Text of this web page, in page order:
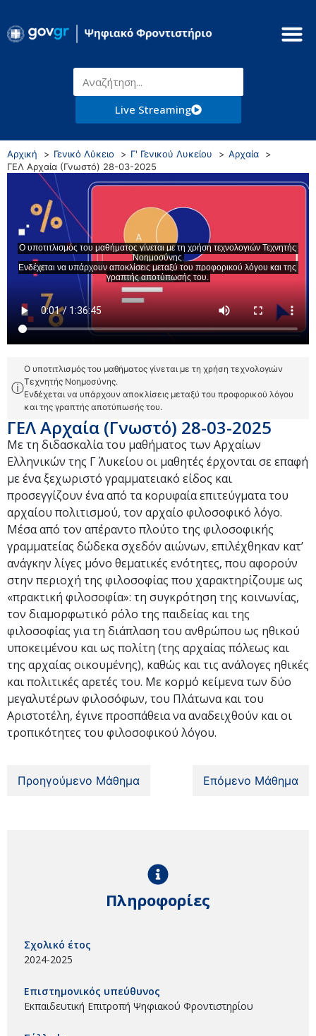
Live Streaming
Αρχική Γενικό Λύκειο Γ' Γενικού Λυκείου
Αρχαία
ΓΕΛ Αρχαία (Γνωστό) 28-03-2025
ⓘ
Ο υποτιτλισμός του μαθήματος γίνεται με τη χρήση τεχνολογιών
Τεχνητής Νοημοσύνης.
Ενδέχεται να υπάρχουν αποκλίσεις μεταξύ του προφορικού λόγου
και της γραπτής αποτύπωσής του.
ΓΕΛ Αρχαία (Γνωστό) 28-03-2025
Με τη διδασκαλία του μαθήματος των Αρχαίων
Ελληνικών της Γ΄ Λυκείου οι μαθητές έρχονται σε επαφή
με ένα ξεχωριστό γραμματειακό είδος και
προσεγγίζουν ένα από τα κορυφαία επιτεύγματα του
αρχαίου πολιτισμού, τον αρχαίο φιλοσοφικό λόγο.
Μέσα από τον απέραντο πλούτο της φιλοσοφικής
γραμματείας δώδεκα σχεδόν αιώνων, επιλέχθηκαν κατ’
ανάγκην λίγες μόνο θεματικές ενότητες, που αφορούν
στην περιοχή της φιλοσοφίας που χαρακτηρίζουμε ως
«πρακτική φιλοσοφία»: τη συγκρότηση της κοινωνίας,
τον διαμορφωτικό ρόλο της παιδείας και της
φιλοσοφίας για τη διάπλαση του ανθρώπου ως ηθικού
υποκειμένου και ως πολίτη (της αρχαίας πόλεως και
της αρχαίας οικουμένης), καθώς και τις ανάλογες ηθικές
και πολιτικές αρετές του. Με κορμό κείμενα των δύο
μεγαλυτέρων φιλοσόφων, του Πλάτωνα και του
Αριστοτέλη, έγινε προσπάθεια να αναδειχθούν και οι
τροπικότητες του φιλοσοφικού λόγου.
Προηγούμενο Μάθημα Επόμενο Μάθημα
Πληροφορίες
Σχολικό έτος
2024-2025
Επιστημονικός υπεύθυνος
Εκπαιδευτική Επιτροπή Ψηφιακού Φροντιστηρίου